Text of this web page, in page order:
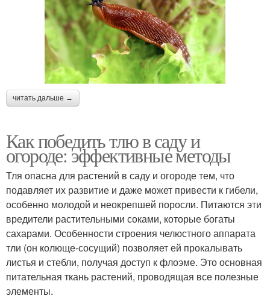
читать дальше →
Как победить тлю в саду и
огороде: эффективные методы
Тля опасна для растений в саду и огороде тем, что
подавляет их развитие и даже может привести к гибели,
особенно молодой и неокрепшей поросли. Питаются эти
вредители растительными соками, которые богаты
сахарами. Особенности строения челюстного аппарата
тли (он колюще-сосущий) позволяет ей прокалывать
листья и стебли, получая доступ к флоэме. Это основная
питательная ткань растений, проводящая все полезные
элементы.